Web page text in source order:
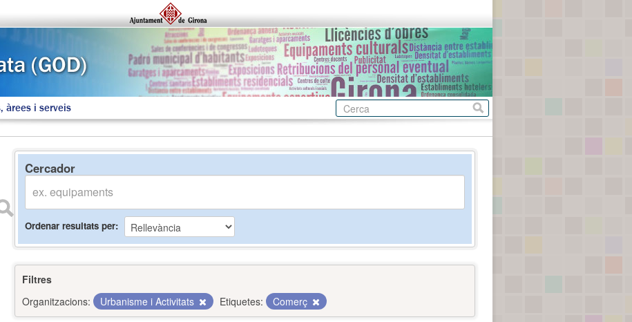
àrees i serveis
Cercador
Ordenar resultats per
Filtres
Organitzacions:
Urbanisme i Activitats Etiquetes: Comerç